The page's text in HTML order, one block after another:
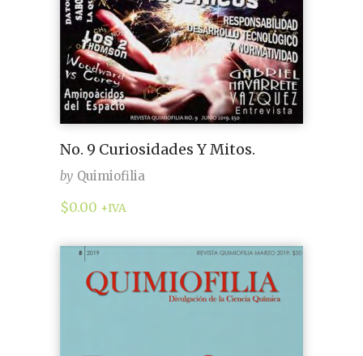
No. 9 Curiosidades Y Mitos.
by Quimiofilia
$0.00 +IVA